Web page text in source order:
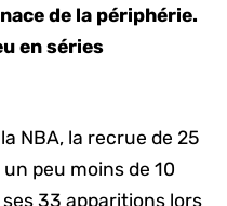
de la périphérie.
en séries
NBA, la recrue de 25
peu moins de 10
33 apparitions lors